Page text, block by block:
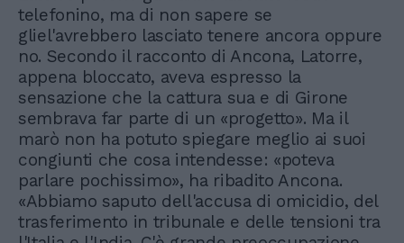
telefonino, ma di non sapere se
gliel'avrebbero lasciato tenere ancora oppure
no. Secondo il racconto di Ancona, Latorre,
appena bloccato, aveva espresso la
sensazione che la cattura sua e di Girone
sembrava far parte di un «progetto». Ma il
marò non ha potuto spiegare meglio ai suoi
congiunti che cosa intendesse: «poteva
parlare pochissimo», ha ribadito Ancona.
«Abbiamo saputo dell'accusa di omicidio, del
trasferimento in tribunale e delle tensioni tra